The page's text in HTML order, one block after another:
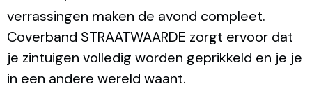
verrassingen maken de avond compleet.
Coverband STRAATWAARDE zorgt ervoor dat
je zintuigen volledig worden geprikkeld en je je
in een andere wereld waant.